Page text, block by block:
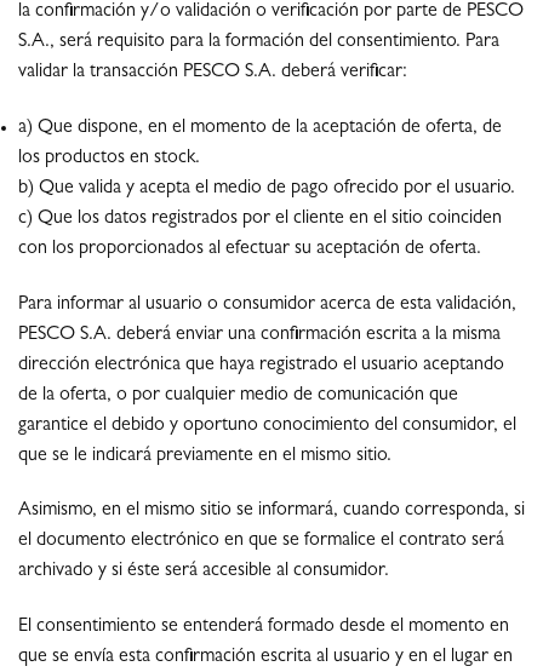
la confirmación y/o validación o verificación por parte de PESCO
S.A., será requisito para la formación del consentimiento. Para
validar la transacción PESCO S.A. deberá verificar:
a) Que dispone, en el momento de la aceptación de oferta, de
los productos en stock.
b) Que valida y acepta el medio de pago ofrecido por el usuario.
c) Que los datos registrados por el cliente en el sitio coinciden
con los proporcionados al efectuar su aceptación de oferta.
Para informar al usuario o consumidor acerca de esta validación,
PESCO S.A. deberá enviar una confirmación escrita a la misma
dirección electrónica que haya registrado el usuario aceptando
de la oferta, o por cualquier medio de comunicación que
garantice el debido y oportuno conocimiento del consumidor, el
que se le indicará previamente en el mismo sitio.
Asimismo, en el mismo sitio se informará, cuando corresponda, si
el documento electrónico en que se formalice el contrato será
archivado y si éste será accesible al consumidor.
El consentimiento se entenderá formado desde el momento en
que se envía esta confirmación escrita al usuario y en el lugar en